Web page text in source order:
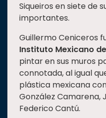
Siqueiros en siete de
importantes.
Guillermo Ceniceros
Instituto Mexicano
pintar en sus muros
connotada, al igual
plástica mexicana
González Camarena,
Federico Cantú.